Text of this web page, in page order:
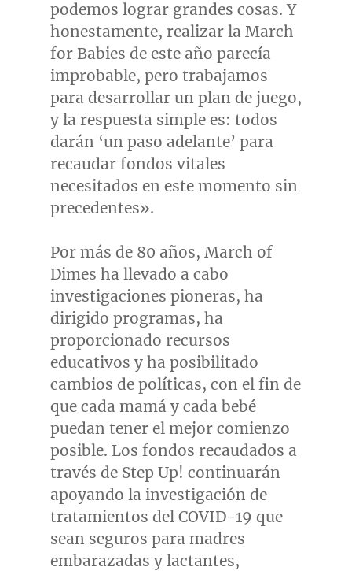
podemos lograr grandes cosas. Y
honestamente, realizar la March
for Babies de este año parecía
improbable, pero trabajamos
para desarrollar un plan de juego,
y la respuesta simple es: todos
darán ‘un paso adelante’ para
recaudar fondos vitales
necesitados en este momento sin
precedentes».
Por más de 80 años, March of
Dimes ha llevado a cabo
investigaciones pioneras, ha
dirigido programas, ha
proporcionado recursos
educativos y ha posibilitado
cambios de políticas, con el fin de
que cada mamá y cada bebé
puedan tener el mejor comienzo
posible. Los fondos recaudados a
través de Step Up! continuarán
apoyando la investigación de
tratamientos del COVID-19 que
sean seguros para madres
embarazadas y lactantes,